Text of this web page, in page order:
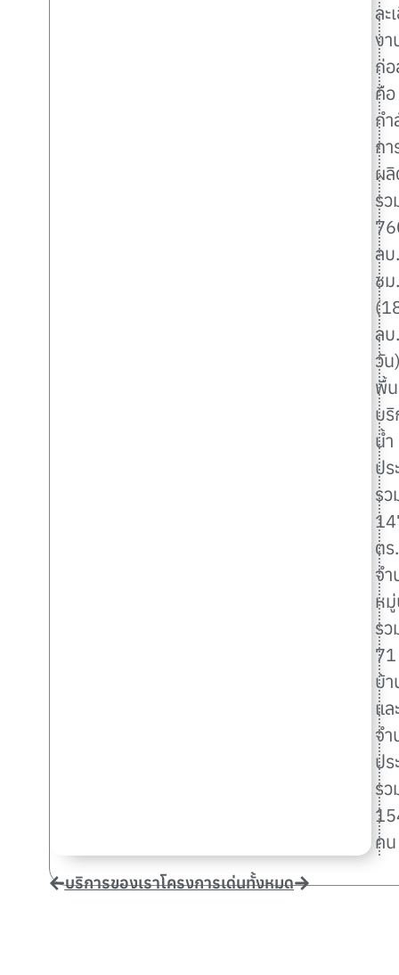
ละ
งา
ก่
คือ
กำ
กา
ผ
รว
ล
ชม.
ล
วัน
พื้
บริ
น้ำ
ปร
รว
ต
จำ
ห
รว
71
บ้า
แล
จำ
ปร
รว
คน
โครงการเด่นทั้งหมด
บริการของเรา